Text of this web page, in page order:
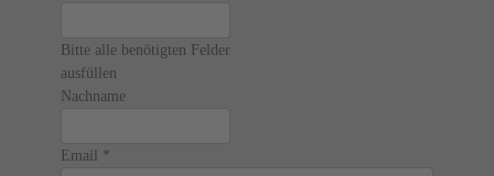
Bitte alle benötigten Felder
ausfüllen
Nachname
Email *